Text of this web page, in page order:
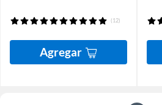
(12)
Agregar